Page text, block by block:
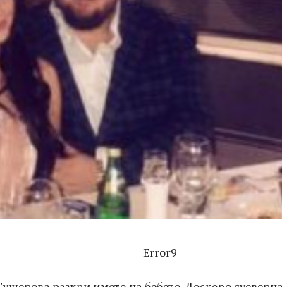
Error9